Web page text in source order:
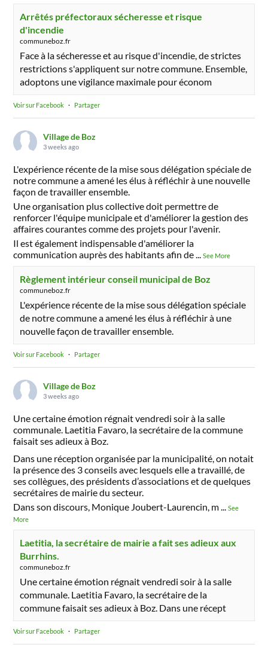
Arrêtés préfectoraux sécheresse et risque
d'incendie
communeboz.fr
Face à la sécheresse et au risque d'incendie, de strictes
restrictions s'appliquent sur notre commune. Ensemble,
adoptons une vigilance maximale pour économ
Voir sur Facebook · Partager
Village de Boz
3 weeks ago
L'expérience récente de la mise sous délégation spéciale de
notre commune a amené les élus à réfléchir à une nouvelle
façon de travailler ensemble.
Une organisation plus collective doit permettre de
renforcer l'équipe municipale et d'améliorer la gestion des
affaires courantes comme des projets pour l'avenir.
Il est également indispensable d'améliorer la
communication auprès des habitants afin de...See More
Règlement intérieur conseil municipal de Boz
communeboz.fr
L'expérience récente de la mise sous délégation spéciale
de notre commune a amené les élus à réfléchir à une
nouvelle façon de travailler ensemble.
Voir sur Facebook · Partager
Village de Boz
3 weeks ago
Une certaine émotion régnait vendredi soir à la salle
communale. Laetitia Favaro, la secrétaire de la commune
faisait ses adieux à Boz.
Dans une réception organisée par la municipalité, on notait
la présence des 3 conseils avec lesquels elle a travaillé, de
ses collègues, des présidents d’associations et de quelques
secrétaires de mairie du secteur.
Dans son discours, Monique Joubert-Laurencin, m...See
More
Laetitia, la secrétaire de mairie a fait ses adieux aux
Burrhins.
communeboz.fr
Une certaine émotion régnait vendredi soir à la salle
communale. Laetitia Favaro, la secrétaire de la
commune faisait ses adieux à Boz. Dans une récept
Voir sur Facebook · Partager